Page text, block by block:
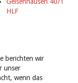
HLF
berichten wir
unser
wenn das